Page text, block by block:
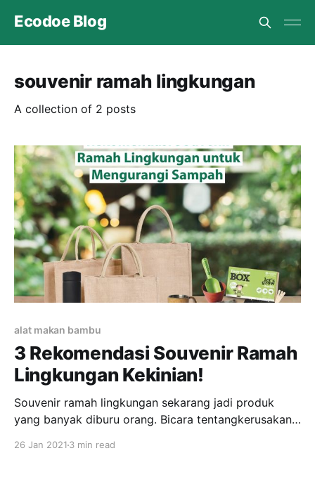
Ecodoe Blog
souvenir ramah lingkungan
A collection of 2 posts
alat makan bambu
3 Rekomendasi Souvenir Ramah
Lingkungan Kekinian!
Souvenir ramah lingkungan sekarang jadi produk
yang banyak diburu orang. Bicara tentangkerusakan
26 Jan 2021 3 min read